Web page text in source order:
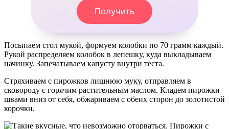
Получить
Посыпаем стол мукой, формуем колобки по 70 грамм каждый.
Рукой распределяем колобок в лепешку, куда выкладываем
начинку. Запечатываем капусту внутри теста.
Стряхиваем с пирожков лишнюю муку, отправляем в
сковороду с горячим растительным маслом. Кладем пирожки
швами вниз от себя, обжариваем с обеих сторон до золотистой
корочки.